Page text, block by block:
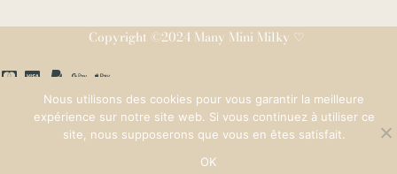
Copyright ©2024 Many Mini Milky ♡
Nous utilisons des cookies pour vous garantir la meilleure
expérience sur notre site web. Si vous continuez à utiliser ce
site, nous supposerons que vous en êtes satisfait.
OK